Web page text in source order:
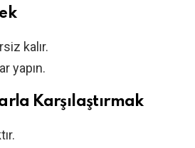
kalır.
yapın.
Karşılaştırmak